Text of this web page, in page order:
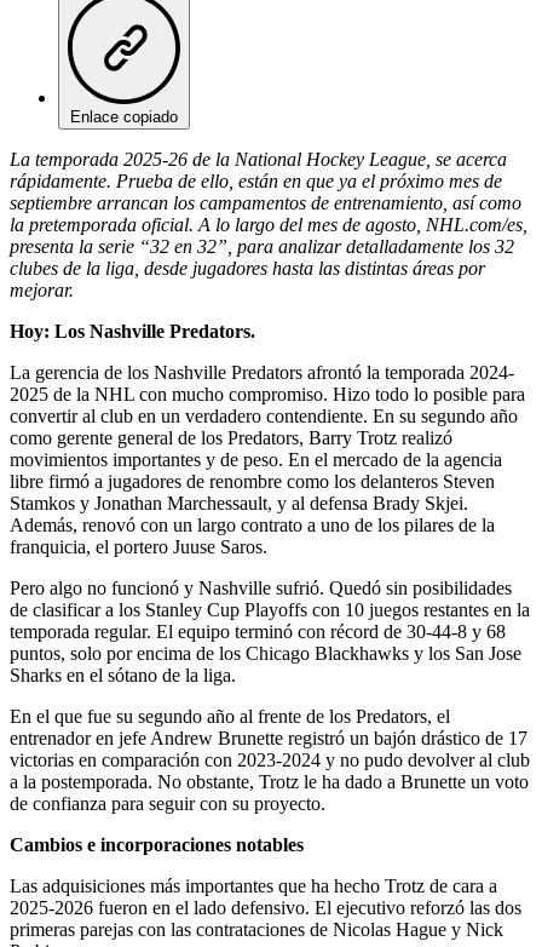
Enlace copiado
La temporada 2025-26 de la National Hockey League, se acerca
rápidamente. Prueba de ello, están en que ya el próximo mes de
septiembre arrancan los campamentos de entrenamiento, así como
la pretemporada oficial. A lo largo del mes de agosto, NHL.com/es,
presenta la serie “32 en 32”, para analizar detalladamente los 32
clubes de la liga, desde jugadores hasta las distintas áreas por
mejorar.
Hoy: Los Nashville Predators.
La gerencia de los Nashville Predators afrontó la temporada 2024-
2025 de la NHL con mucho compromiso. Hizo todo lo posible para
convertir al club en un verdadero contendiente. En su segundo año
como gerente general de los Predators, Barry Trotz realizó
movimientos importantes y de peso. En el mercado de la agencia
libre firmó a jugadores de renombre como los delanteros Steven
Stamkos y Jonathan Marchessault, y al defensa Brady Skjei.
Además, renovó con un largo contrato a uno de los pilares de la
franquicia, el portero Juuse Saros.
Pero algo no funcionó y Nashville sufrió. Quedó sin posibilidades
de clasificar a los Stanley Cup Playoffs con 10 juegos restantes en la
temporada regular. El equipo terminó con récord de 30-44-8 y 68
puntos, solo por encima de los Chicago Blackhawks y los San Jose
Sharks en el sótano de la liga.
En el que fue su segundo año al frente de los Predators, el
entrenador en jefe Andrew Brunette registró un bajón drástico de 17
victorias en comparación con 2023-2024 y no pudo devolver al club
a la postemporada. No obstante, Trotz le ha dado a Brunette un voto
de confianza para seguir con su proyecto.
Cambios e incorporaciones notables
Las adquisiciones más importantes que ha hecho Trotz de cara a
2025-2026 fueron en el lado defensivo. El ejecutivo reforzó las dos
primeras parejas con las contrataciones de Nicolas Hague y Nick